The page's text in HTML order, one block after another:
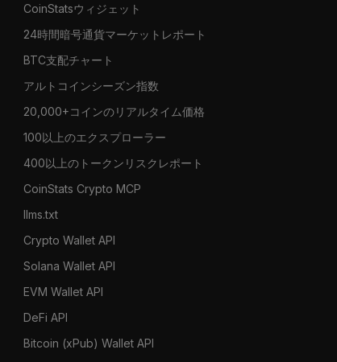
CoinStatsウィジェット
24時間暗号通貨マーケットレポート
BTC支配チャート
アルトコインシーズン指数
20,000+コインのリアルタイム価格
100以上のエクスプローラー
400以上のトークンリスクレポート
CoinStats Crypto MCP
llms.txt
Crypto Wallet API
Solana Wallet API
EVM Wallet API
DeFi API
Bitcoin (xPub) Wallet API